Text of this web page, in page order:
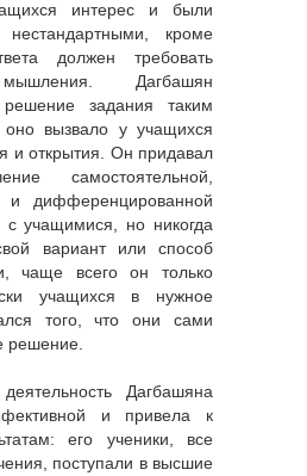
интерес и были
кроме
должен требовать
мышления. Дагбашян
решение задания таким
вызвало у учащихся
и открытия. Он придавал
самостоятельной,
и дифференцированной
учащимися, но никогда
вариант или способ
чаще всего он только
учащихся в нужное
того, что они сами
решение.
деятельность Дагбашяна
и привела к
его ученики, все
поступали в высшие